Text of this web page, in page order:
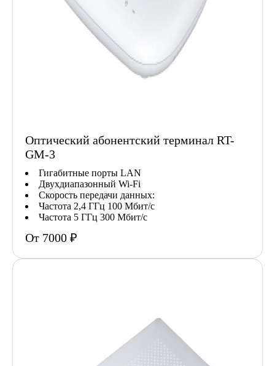
Оптический абонентский терминал RT-
GM-3
Гигабитные порты LAN
Двухдиапазонный Wi-Fi
Скорость передачи данных:
Частота 2,4 ГГц 100 Мбит/с
Частота 5 ГГц 300 Мбит/с
От 7000 ₽